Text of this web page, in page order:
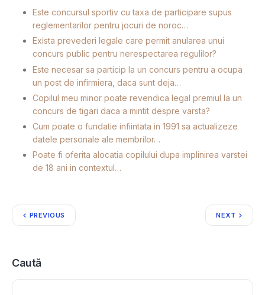
Este concursul sportiv cu taxa de participare supus
reglementarilor pentru jocuri de noroc…
Exista prevederi legale care permit anularea unui
concurs public pentru nerespectarea regulilor?
Este necesar sa particip la un concurs pentru a ocupa
un post de infirmiera, daca sunt deja…
Copilul meu minor poate revendica legal premiul la un
concurs de tigari daca a mintit despre varsta?
Cum poate o fundatie infiintata in 1991 sa actualizeze
datele personale ale membrilor…
Poate fi oferita alocatia copilului dupa implinirea varstei
de 18 ani in contextul…
PREVIOUS NEXT
Caută